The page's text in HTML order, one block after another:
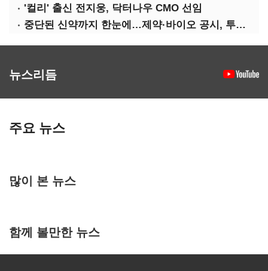
'컬리' 출신 전지웅, 닥터나우 CMO 선임
중단된 신약까지 한눈에…제약·바이오 공시, 투명해진다
뉴스리듬
주요 뉴스
많이 본 뉴스
함께 볼만한 뉴스